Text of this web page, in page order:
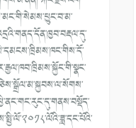
སེམས་ཕྱུང་བ་མ་
བ་བརྡལ་དུ་
མས་ཁང་གིས་དོ་
ང་
གས་
ད་
འི་ཟླ་དང་པོའི་